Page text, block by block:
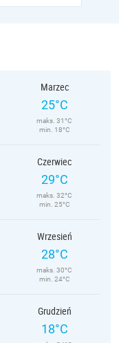
Marzec
25°C
maks. 31°C
min. 18°C
Czerwiec
29°C
maks. 32°C
min. 25°C
Wrzesień
28°C
maks. 30°C
min. 24°C
Grudzień
18°C